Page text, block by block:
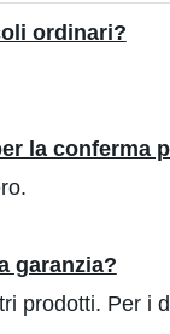
ordinari?
la conferma
garanzia?
prodotti. Per i